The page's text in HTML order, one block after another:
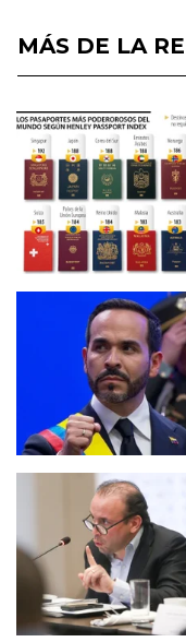
MÁS DE LA